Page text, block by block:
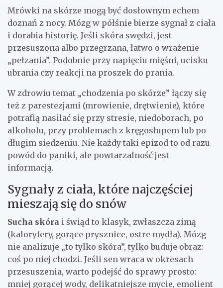
Mrówki na skórze mogą być dosłownym echem
doznań z nocy. Mózg w półśnie bierze sygnał z ciała
i dorabia historię. Jeśli skóra swędzi, jest
przesuszona albo przegrzana, łatwo o wrażenie
„pełzania”. Podobnie przy napięciu mięśni, ucisku
ubrania czy reakcji na proszek do prania.
W zdrowiu temat „chodzenia po skórze” łączy się
też z parestezjami (mrowienie, drętwienie), które
potrafią nasilać się przy stresie, niedoborach, po
alkoholu, przy problemach z kręgosłupem lub po
długim siedzeniu. Nie każdy taki epizod to od razu
powód do paniki, ale powtarzalność jest
informacją.
Sygnały z ciała, które najczęściej
mieszają się do snów
Sucha skóra i świąd to klasyk, zwłaszcza zimą
(kaloryfery, gorące prysznice, ostre mydła). Mózg
nie analizuje „to tylko skóra”, tylko buduje obraz:
coś po niej chodzi. Jeśli sen wraca w okresach
przesuszenia, warto podejść do sprawy prosto:
mniej gorącej wody, delikatniejsze mycie, emolient